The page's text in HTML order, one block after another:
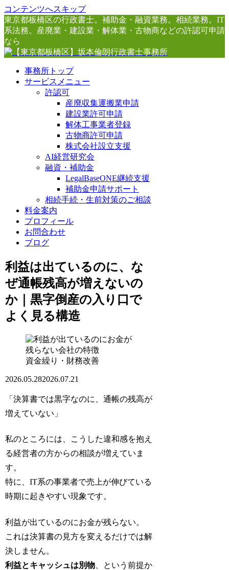
コンテンツへスキップ
東京都板橋区の行政書士。補助金・融資業務。相続業務。IT
系法務。産廃業・建設業・解体業・古物商などの許認可申請
なら
事務所トップ
サービスメニュー
許認可
産廃収集運搬業申請
建設業許可申請
解体工事業者登録
古物商許可申請
株式会社設立支援
AI経営研究会
融資・補助金
LegalBaseONE継続支援
補助金申請サポート
相続手続・生前対策のご相談
料金案内
プロフィール
お問合わせ
ブログ
利益は出ているのに、な
ぜ通帳残高が増えないの
か｜黒字倒産の入り口で
よく見る構造
資金繰り・財務改善
2026.05.282026.07.21
「決算書では黒字なのに、通帳の残高が
増えていない」
私のところには、こうした違和感を抱え
る経営者の方からの相談が増えていま
す。
特に、IT系の事業者で売上が伸びている
時期に起きやすい現象です。
利益が出ているのにお金が残らない。
これは決算書の見方を変えるだけでは解
決しません。
利益とキャッシュは別物 、という前提か